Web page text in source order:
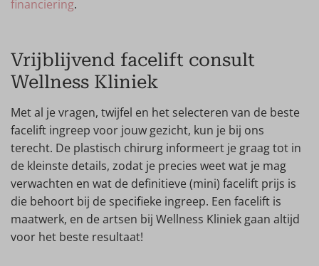
financiering.
Vrijblijvend facelift consult
Wellness Kliniek
Met al je vragen, twijfel en het selecteren van de beste
facelift ingreep voor jouw gezicht, kun je bij ons
terecht. De plastisch chirurg informeert je graag tot in
de kleinste details, zodat je precies weet wat je mag
verwachten en wat de definitieve (mini) facelift prijs is
die behoort bij de specifieke ingreep. Een facelift is
maatwerk, en de artsen bij Wellness Kliniek gaan altijd
voor het beste resultaat!